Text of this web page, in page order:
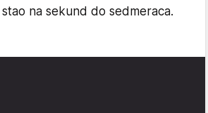
na sekund do sedmeraca.